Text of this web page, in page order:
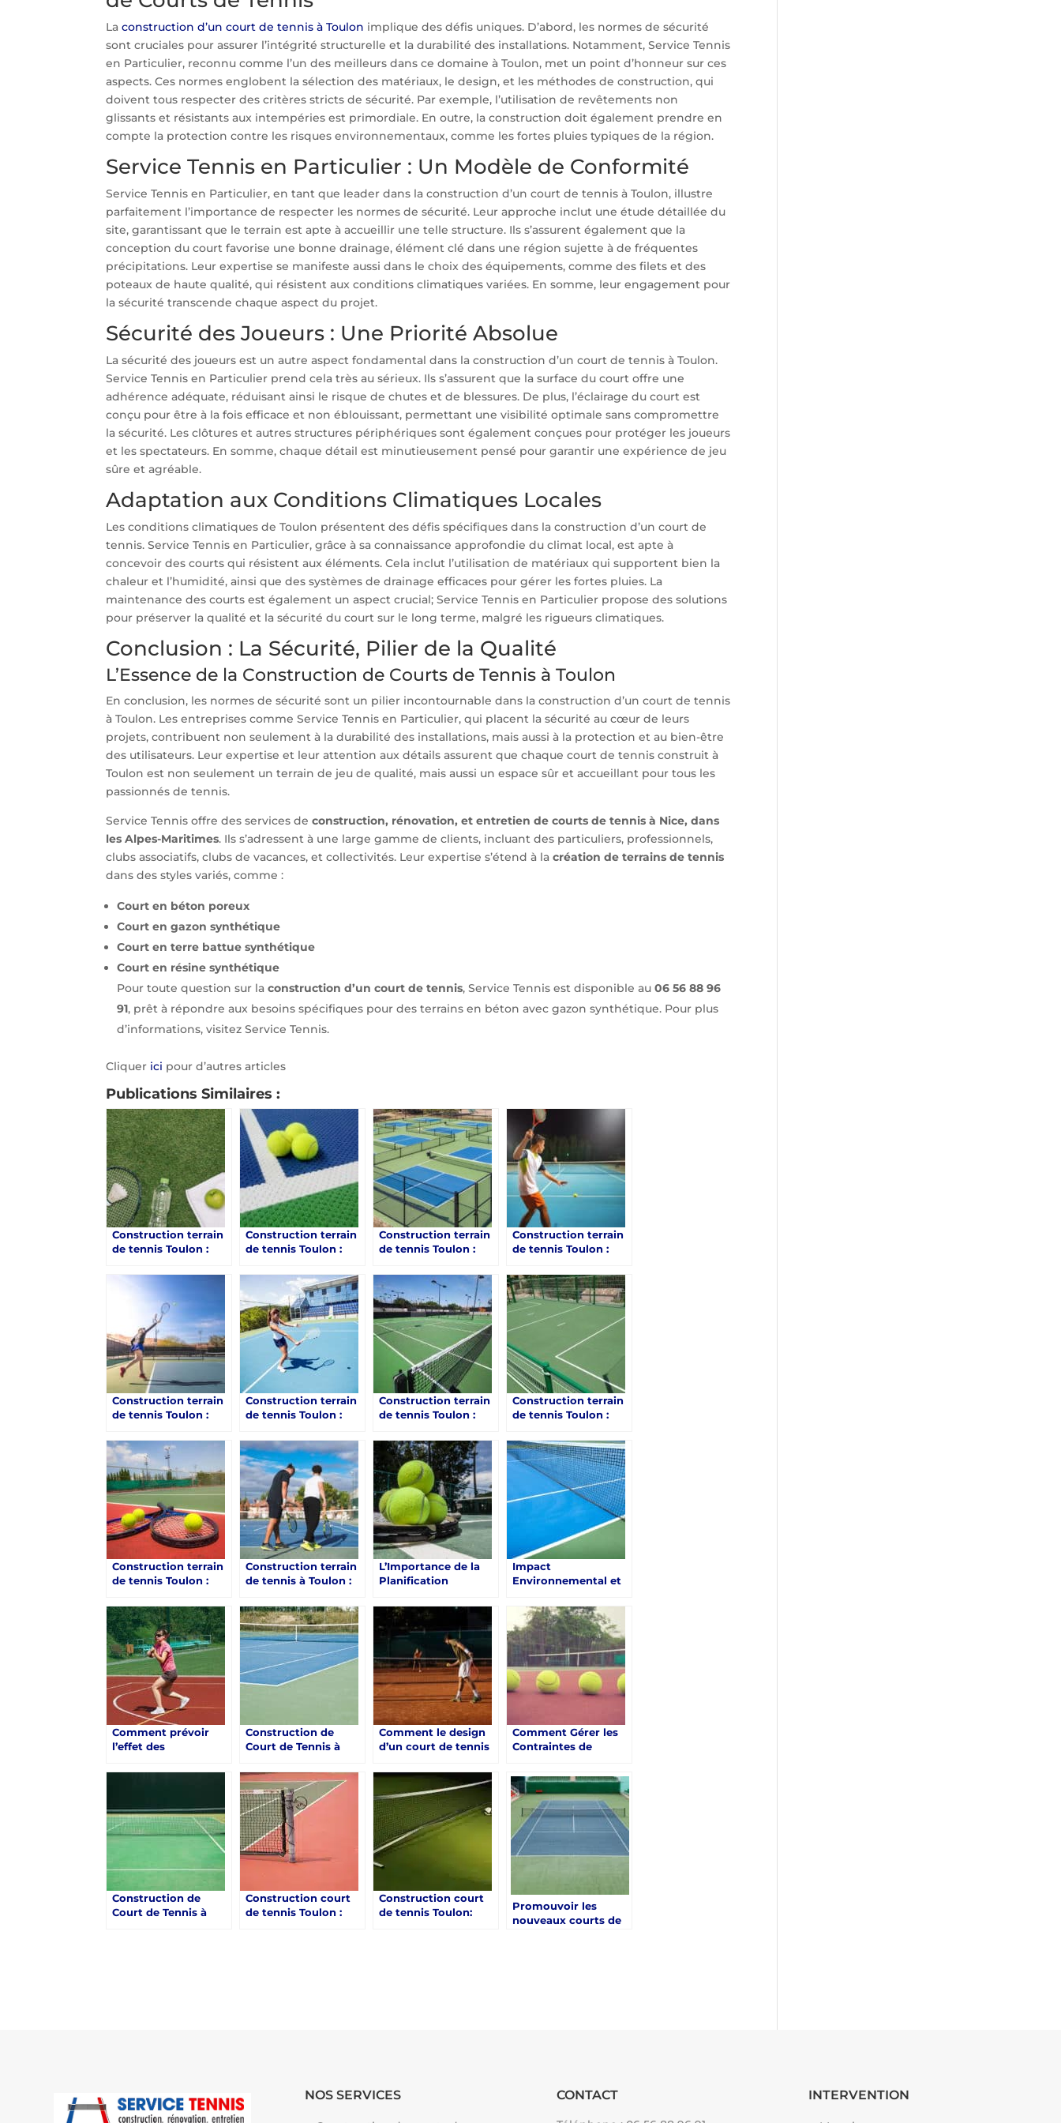
La construction d’un court de tennis à Toulon implique des défis uniques. D’abord, les normes de sécurité
sont cruciales pour assurer l’intégrité structurelle et la durabilité des installations. Notamment, Service Tennis
en Particulier, reconnu comme l’un des meilleurs dans ce domaine à Toulon, met un point d’honneur sur ces
aspects. Ces normes englobent la sélection des matériaux, le design, et les méthodes de construction, qui
doivent tous respecter des critères stricts de sécurité. Par exemple, l’utilisation de revêtements non
glissants et résistants aux intempéries est primordiale. En outre, la construction doit également prendre en
compte la protection contre les risques environnementaux, comme les fortes pluies typiques de la région.
Service Tennis en Particulier : Un Modèle de Conformité
Service Tennis en Particulier, en tant que leader dans la construction d’un court de tennis à Toulon, illustre
parfaitement l’importance de respecter les normes de sécurité. Leur approche inclut une étude détaillée du
site, garantissant que le terrain est apte à accueillir une telle structure. Ils s’assurent également que la
conception du court favorise une bonne drainage, élément clé dans une région sujette à de fréquentes
précipitations. Leur expertise se manifeste aussi dans le choix des équipements, comme des filets et des
poteaux de haute qualité, qui résistent aux conditions climatiques variées. En somme, leur engagement pour
la sécurité transcende chaque aspect du projet.
Sécurité des Joueurs : Une Priorité Absolue
La sécurité des joueurs est un autre aspect fondamental dans la construction d’un court de tennis à Toulon.
Service Tennis en Particulier prend cela très au sérieux. Ils s’assurent que la surface du court offre une
adhérence adéquate, réduisant ainsi le risque de chutes et de blessures. De plus, l’éclairage du court est
conçu pour être à la fois efficace et non éblouissant, permettant une visibilité optimale sans compromettre
la sécurité. Les clôtures et autres structures périphériques sont également conçues pour protéger les joueurs
et les spectateurs. En somme, chaque détail est minutieusement pensé pour garantir une expérience de jeu
sûre et agréable.
Adaptation aux Conditions Climatiques Locales
Les conditions climatiques de Toulon présentent des défis spécifiques dans la construction d’un court de
tennis. Service Tennis en Particulier, grâce à sa connaissance approfondie du climat local, est apte à
concevoir des courts qui résistent aux éléments. Cela inclut l’utilisation de matériaux qui supportent bien la
chaleur et l’humidité, ainsi que des systèmes de drainage efficaces pour gérer les fortes pluies. La
maintenance des courts est également un aspect crucial; Service Tennis en Particulier propose des solutions
pour préserver la qualité et la sécurité du court sur le long terme, malgré les rigueurs climatiques.
Conclusion : La Sécurité, Pilier de la Qualité
L’Essence de la Construction de Courts de Tennis à Toulon
En conclusion, les normes de sécurité sont un pilier incontournable dans la construction d’un court de tennis
à Toulon. Les entreprises comme Service Tennis en Particulier, qui placent la sécurité au cœur de leurs
projets, contribuent non seulement à la durabilité des installations, mais aussi à la protection et au bien-être
des utilisateurs. Leur expertise et leur attention aux détails assurent que chaque court de tennis construit à
Toulon est non seulement un terrain de jeu de qualité, mais aussi un espace sûr et accueillant pour tous les
passionnés de tennis.
Service Tennis offre des services deconstruction, rénovation, et entretien de courts de tennis à Nice, dans
les Alpes-Maritimes. Ils s’adressent à une large gamme de clients, incluant des particuliers, professionnels,
clubs associatifs, clubs de vacances, et collectivités. Leur expertise s’étend à lacréation de terrains de tennis
dans des styles variés, comme :
Court en béton poreux
Court en gazon synthétique
Court en terre battue synthétique
Court en résine synthétique
Pour toute question sur laconstruction d’un court de tennis, Service Tennis est disponible au06 56 88 96
91, prêt à répondre aux besoins spécifiques pour des terrains en béton avec gazon synthétique. Pour plus
d’informations, visitez Service Tennis.
Cliquer ici pour d’autres articles
Publications Similaires :
Construction terrain
de tennis Toulon :
Terrains de Tennis
avec Zones de Pique-
Construction terrain
de tennis Toulon :
avantages des
terrains de tennis en
résine synthétique
proposés par Service
Tennis ?
Construction terrain
de tennis Toulon :
concevoir des
terrains de tennis
avec des systèmes de
refroidissement pour
les jours chauds ?
Construction terrain
de tennis Toulon :
référence pour des
installations
innovantes avec
sonorisation
Construction terrain
de tennis Toulon :
recommandations
sur l’aménagement
paysager autour des
terrains de tennis
avec Service Tennis ?
Construction terrain
de tennis Toulon :
engagement envers
la qualité
Construction terrain
de tennis Toulon :
propose-t-il des
terrains de tennis
avec des abris pour
les joueurs ?
Construction terrain
de tennis Toulon :
assure-t-il la
construction de
terrains de tennis
avec des sols
amortissant pour
réduire les risques de
Construction terrain
de tennis Toulon :
Sélection
d’Équipements de
Tennis
Construction terrain
de tennis à Toulon :
t-il des zones de
repos pour les
joueurs ?
L’Importance de la
Planification
Construction d’un
Court de Tennis à
Toulon
Impact
Environnemental et
Construire pour un
Court de Tennis à
Toulon
Comment prévoir
l’effet des
émergentes sur la
Toulon ?
Construction de
Court de Tennis à
Tendances
Technologiques
Actuelles
Comment le design
d’un court de tennis
contribuer à
l’entraînement des
joueurs ?
Comment Gérer les
Contraintes de
des Zones Protégées
à Toulon ?
Construction de
Court de Tennis à
Construction court
de tennis Toulon :
Construction court
de tennis Toulon:
Promouvoir les
nouveaux courts de
NOS SERVICES CONTACT INTERVENTION